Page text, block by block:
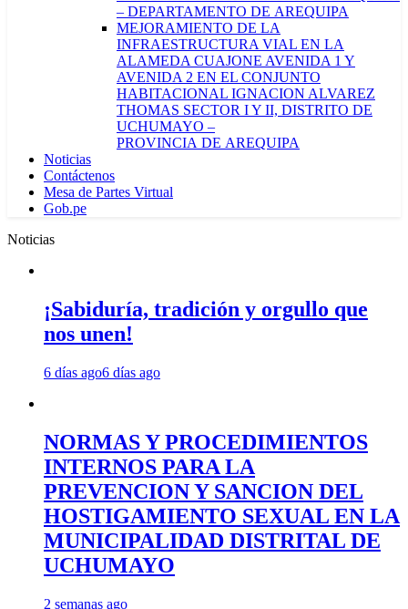
– DEPARTAMENTO DE AREQUIPA
MEJORAMIENTO DE LA
INFRAESTRUCTURA VIAL EN LA
ALAMEDA CUAJONE AVENIDA 1 Y
AVENIDA 2 EN EL CONJUNTO
HABITACIONAL IGNACION ALVAREZ
THOMAS SECTOR I Y II, DISTRITO DE
UCHUMAYO –
PROVINCIA DE AREQUIPA
Noticias
Contáctenos
Mesa de Partes Virtual
Gob.pe
Noticias
¡Sabiduría, tradición y orgullo que
nos unen!
6 días ago6 días ago
NORMAS Y PROCEDIMIENTOS
INTERNOS PARA LA
PREVENCION Y SANCION DEL
HOSTIGAMIENTO SEXUAL EN LA
MUNICIPALIDAD DISTRITAL DE
UCHUMAYO
2 semanas ago